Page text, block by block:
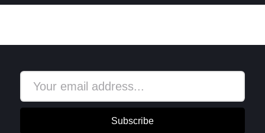
Subscribe